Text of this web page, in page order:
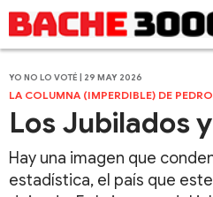
YO NO LO VOTÉ | 29 MAY 2026
LA COLUMNA (IMPERDIBLE) DE
Los Jubilados
Hay una imagen que
estadística, el país que